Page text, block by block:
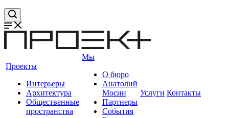
Проекты
Интерьеры
Архитектура
Общественные
пространства
Мы
О бюро
Анатолий
Мосин
Партнеры
События
Услуги Контакты